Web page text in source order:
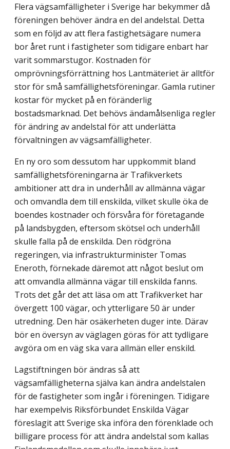
Flera vägsamfälligheter i Sverige har bekymmer då
föreningen behöver ändra en del andelstal. Detta
som en följd av att flera fastighetsägare numera
bor året runt i fastighe­ter som tidigare enbart har
varit sommarstugor. Kostnaden för
omprövningsförrättning hos Lantmäteriet är alltför
stor för små samfällighetsföreningar. Gamla rutiner
kostar för mycket på en föränderlig
bostadsmarknad. Det behövs ändamålsenliga regler
för ändring av andelstal för att underlätta
förvaltningen av vägsamfälligheter.
En ny oro som dessutom har uppkommit bland
samfällighetsföreningarna är Trafik­verkets
ambitioner att dra in underhåll av allmänna vägar
och omvandla dem till enskilda, vilket skulle öka de
boendes kostnader och försvåra för företagande
på landsbygden, eftersom skötsel och underhåll
skulle falla på de enskilda. Den rödgröna
regeringen, via infrastrukturminister Tomas
Eneroth, förnekade däremot att något beslut om
att omvandla allmänna vägar till enskilda fanns.
Trots det går det att läsa om att Trafikverket har
övergett 100 vägar, och ytterligare 50 är under
utredning. Den här osäkerheten duger inte. Därav
bör en översyn av väglagen göras för att tydligare
avgöra om en väg ska vara allmän eller enskild.
Lagstiftningen bör ändras så att
vägsamfälligheterna själva kan ändra andelstalen
för de fastigheter som ingår i föreningen. Tidigare
har exempelvis Riksförbundet Enskilda Vägar
föreslagit att Sverige ska införa den förenklade och
billigare process för att ändra andelstal som kallas